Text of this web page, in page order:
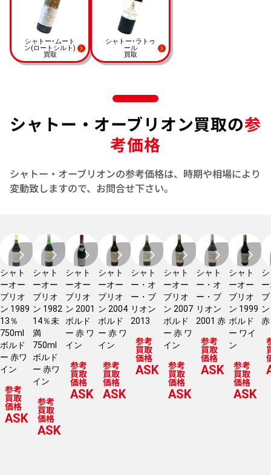
シャトー･ムート
ン(ロートシルト)
買取
シャトー･ラトゥ
ール
買取
シャトー・オーブリオン買取の参
考価格
シャトー・オーブリオンの参考価格は、時期や相場により
変動致しますので、お問合せ下さい。
シャト
ーオー
ブリオ
ン 1989
13％
750ml
ボルド
ー 赤ワ
イン
参考
買取
価格
ASK
シャト
ーオー
ブリオ
ン 1982
14％未
満
750ml
ボルド
ー 赤ワ
イン
参考
買取
価格
ASK
シャト
ーオー
ブリオ
ン 2001
ボルド
ー 赤 ワ
イン
参考
買取
価格
ASK
シャト
ーオー
ブリオ
ン 2004
ボルド
ー 赤 ワ
イン
参考
買取
価格
ASK
シャト
ー・オ
ー・ブ
リオン
2013
参考
買取
価格
ASK
シャト
ーオー
ブリオ
ン 2007
ボルド
ー 赤 ワ
イン
参考
買取
価格
ASK
シャト
ー・オ
ー・ブ
リオン
2001 赤
参考
買取
価格
ASK
シャト
ーオー
ブリオ
ン 1999
ボルド
ー ワイ
ン
参考
買取
価格
ASK
赤